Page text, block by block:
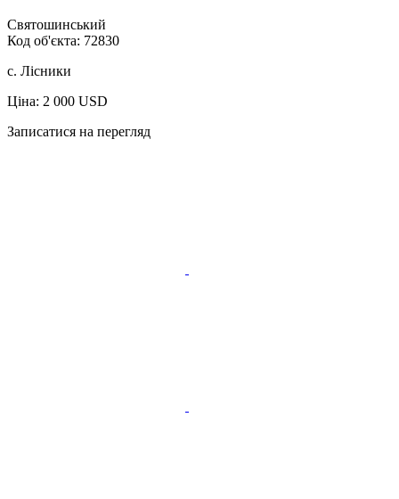
Святошинський
Код об'єкта: 72830
с. Лісники
Ціна: 2 000 USD
Записатися на перегляд